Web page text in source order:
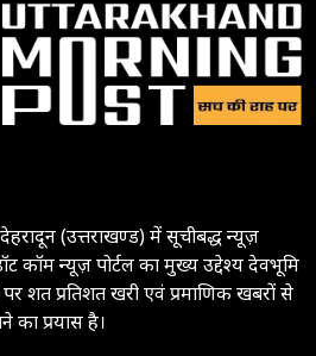
(उत्तराखण्ड) में सूचीबद्ध न्यूज़
डॉट कॉम न्यूज़ पोर्टल का मुख्य उद्देश्य देवभूमि
शत प्रतिशत खरी एवं प्रमाणिक खबरों से
प्रयास है।